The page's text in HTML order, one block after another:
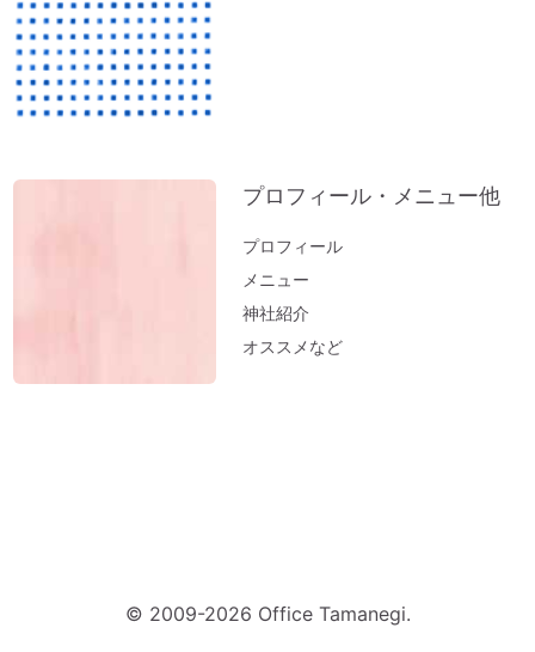
プロフィール・メニュー他
プロフィール
メニュー
神社紹介
オススメなど
© 2009-2026 Office Tamanegi.